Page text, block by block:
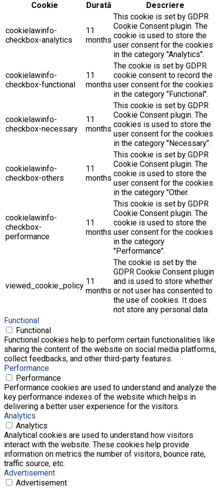
Cookie
Durată Descriere
cookielawinfo-
checkbox-analytics
11
months
This cookie is set by GDPR
Cookie Consent plugin. The
cookie is used to store the
user consent for the cookies
in the category "Analytics".
cookielawinfo-
checkbox-functional
11
months
The cookie is set by GDPR
cookie consent to record the
user consent for the cookies
in the category "Functional".
cookielawinfo-
checkbox-necessary
11
months
This cookie is set by GDPR
Cookie Consent plugin. The
cookies is used to store the
user consent for the cookies
in the category "Necessary".
cookielawinfo-
checkbox-others
11
months
This cookie is set by GDPR
Cookie Consent plugin. The
cookie is used to store the
user consent for the cookies
in the category "Other.
cookielawinfo-
checkbox-
performance
11
months
This cookie is set by GDPR
Cookie Consent plugin. The
cookie is used to store the
user consent for the cookies
in the category
"Performance".
viewed_cookie_policy 11
months
The cookie is set by the
GDPR Cookie Consent plugin
and is used to store whether
or not user has consented to
the use of cookies. It does
not store any personal data.
Functional
Functional
Functional cookies help to perform certain functionalities like
sharing the content of the website on social media platforms,
collect feedbacks, and other third-party features.
Performance
Performance
Performance cookies are used to understand and analyze the
key performance indexes of the website which helps in
delivering a better user experience for the visitors.
Analytics
Analytics
Analytical cookies are used to understand how visitors
interact with the website. These cookies help provide
information on metrics the number of visitors, bounce rate,
traffic source, etc.
Advertisement
Advertisement